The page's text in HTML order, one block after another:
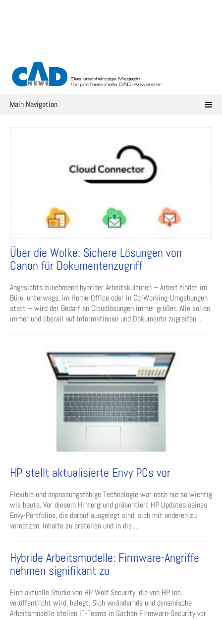
Main Navigation
Über die Wolke: Sichere Lösungen von
Canon für Dokumentenzugriff
Angesichts zunehmend hybrider Arbeitskulturen – Arbeit findet im
Büro, unterwegs, im Home-Office oder in Co-Working-Umgebungen
statt – wird der Bedarf an Cloudlösungen immer größer. Alle sollen
immer und überall auf Informationen und Dokumente zugreifen ...
HP stellt aktualisierte Envy PCs vor
Flexible und anpassungsfähige Technologie war noch nie so wichtig
wie heute. Vor diesem Hintergrund präsentiert HP Updates seines
Envy-Portfolios, die darauf ausgelegt sind, sich mit anderen zu
vernetzen, Inhalte zu erstellen und in die ...
Hybride Arbeitsmodelle: Firmware-Angriffe
nehmen signifikant zu
Eine aktuelle Studie von HP Wolf Security, die von HP Inc.
veröffentlicht wird, belegt: Sich verändernde und dynamische
Arbeitsmodelle stellen IT-Teams in Sachen Firmware-Security vor